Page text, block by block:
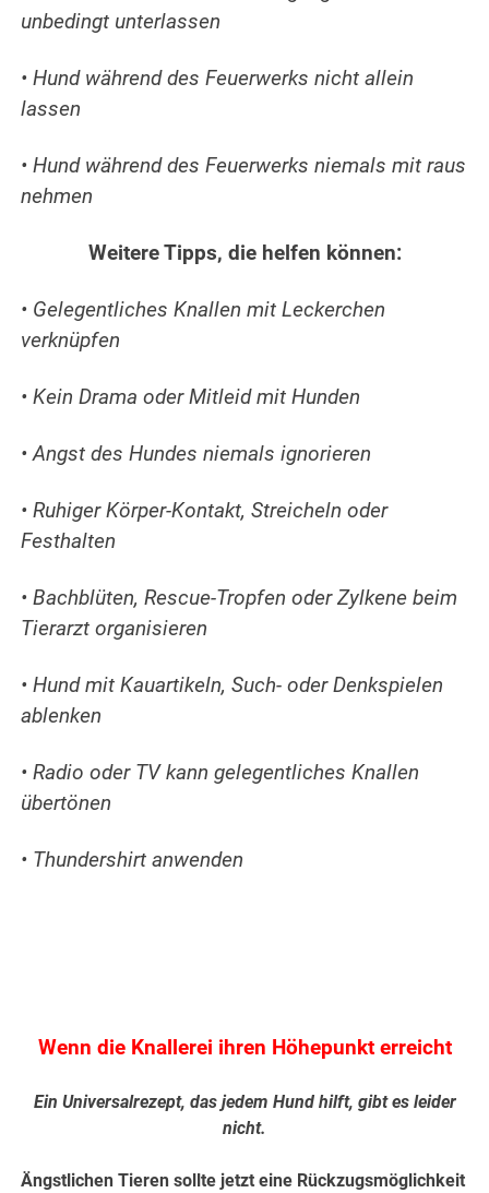
unbedingt unterlassen
• Hund während des Feuerwerks nicht allein
lassen
• Hund während des Feuerwerks niemals mit raus
nehmen
Weitere Tipps, die helfen können:
• Gelegentliches Knallen mit Leckerchen
verknüpfen
• Kein Drama oder Mitleid mit Hunden
• Angst des Hundes niemals ignorieren
• Ruhiger Körper-Kontakt, Streicheln oder
Festhalten
• Bachblüten, Rescue-Tropfen oder Zylkene beim
Tierarzt organisieren
• Hund mit Kauartikeln, Such- oder Denkspielen
ablenken
• Radio oder TV kann gelegentliches Knallen
übertönen
• Thundershirt anwenden
Wenn die Knallerei ihren Höhepunkt erreicht
Ein Universalrezept, das jedem Hund hilft, gibt es leider
nicht.
Ängstlichen Tieren sollte jetzt eine Rückzugsmöglichkeit